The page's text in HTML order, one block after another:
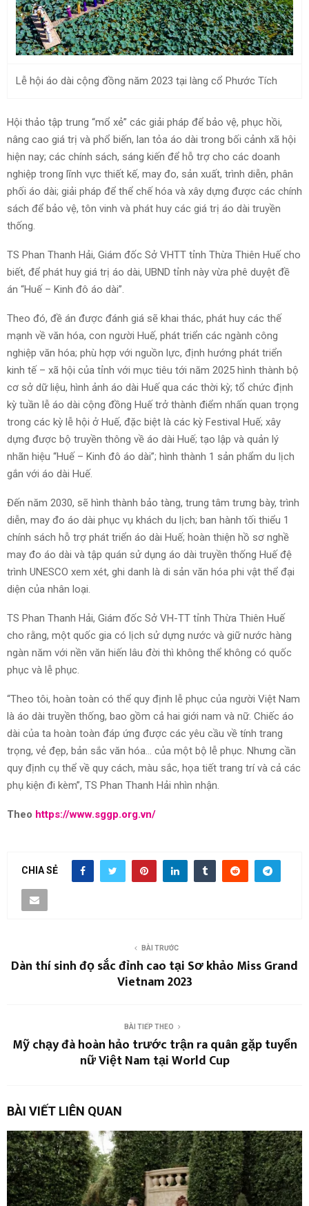
Lễ hội áo dài cộng đồng năm 2023 tại làng cổ Phước Tích
Hội thảo tập trung “mổ xẻ” các giải pháp để bảo vệ, phục hồi,
nâng cao giá trị và phổ biến, lan tỏa áo dài trong bối cảnh xã hội
hiện nay; các chính sách, sáng kiến để hỗ trợ cho các doanh
nghiệp trong lĩnh vực thiết kế, may đo, sản xuất, trình diễn, phân
phối áo dài; giải pháp để thể chế hóa và xây dựng được các chính
sách để bảo vệ, tôn vinh và phát huy các giá trị áo dài truyền
thống.
TS Phan Thanh Hải, Giám đốc Sở VHTT tỉnh Thừa Thiên Huế cho
biết, để phát huy giá trị áo dài, UBND tỉnh này vừa phê duyệt đề
án “Huế – Kinh đô áo dài”.
Theo đó, đề án được đánh giá sẽ khai thác, phát huy các thế
mạnh về văn hóa, con người Huế, phát triển các ngành công
nghiệp văn hóa; phù hợp với nguồn lực, định hướng phát triển
kinh tế – xã hội của tỉnh với mục tiêu tới năm 2025 hình thành bộ
cơ sở dữ liệu, hình ảnh áo dài Huế qua các thời kỳ; tổ chức định
kỳ tuần lễ áo dài cộng đồng Huế trở thành điểm nhấn quan trọng
trong các kỳ lễ hội ở Huế, đặc biệt là các kỳ Festival Huế; xây
dựng được bộ truyền thông về áo dài Huế; tạo lập và quản lý
nhãn hiệu “Huế – Kinh đô áo dài”; hình thành 1 sản phẩm du lịch
gắn với áo dài Huế.
Đến năm 2030, sẽ hình thành bảo tàng, trung tâm trưng bày, trình
diễn, may đo áo dài phục vụ khách du lịch; ban hành tối thiểu 1
chính sách hỗ trợ phát triển áo dài Huế; hoàn thiện hồ sơ nghề
may đo áo dài và tập quán sử dụng áo dài truyền thống Huế đệ
trình UNESCO xem xét, ghi danh là di sản văn hóa phi vật thể đại
diện của nhân loại.
TS Phan Thanh Hải, Giám đốc Sở VH-TT tỉnh Thừa Thiên Huế
cho rằng, một quốc gia có lịch sử dựng nước và giữ nước hàng
ngàn năm với nền văn hiến lâu đời thì không thể không có quốc
phục và lễ phục.
“Theo tôi, hoàn toàn có thể quy định lễ phục của người Việt Nam
là áo dài truyền thống, bao gồm cả hai giới nam và nữ. Chiếc áo
dài của ta hoàn toàn đáp ứng được các yêu cầu về tính trang
trọng, vẻ đẹp, bản sắc văn hóa… của một bộ lễ phục. Nhưng cần
quy định cụ thể về quy cách, màu sắc, họa tiết trang trí và cả các
phụ kiện đi kèm”, TS Phan Thanh Hải nhìn nhận.
Theo https://www.sggp.org.vn/
CHIA SẺ
BÀI TRƯỚC
Dàn thí sinh đọ sắc đỉnh cao tại Sơ khảo Miss Grand
Vietnam 2023
BÀI TIẾP THEO
Mỹ chạy đà hoàn hảo trước trận ra quân gặp tuyển
nữ Việt Nam tại World Cup
BÀI VIẾT LIÊN QUAN